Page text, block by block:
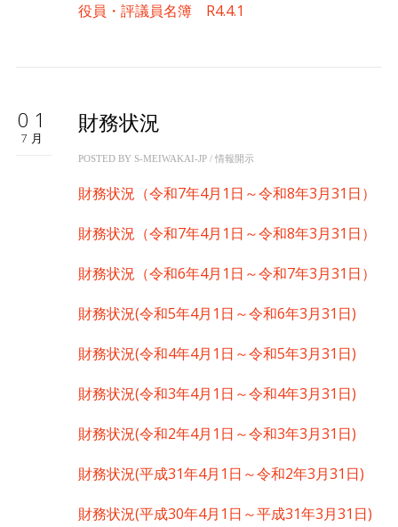
役員・評議員名簿 R4.4.1
01
7月
財務状況
POSTED BY S-MEIWAKAI-JP/ 情報開示
財務状況（令和7年4月1日～令和8年3月31日）
財務状況（令和7年4月1日～令和8年3月31日）
財務状況（令和6年4月1日～令和7年3月31日）
財務状況(令和5年4月1日～令和6年3月31日)
財務状況(令和4年4月1日～令和5年3月31日)
財務状況(令和3年4月1日～令和4年3月31日)
財務状況(令和2年4月1日～令和3年3月31日)
財務状況(平成31年4月1日～令和2年3月31日)
財務状況(平成30年4月1日～平成31年3月31日)